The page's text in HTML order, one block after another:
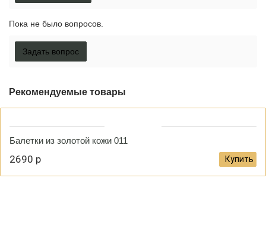
Пока не было вопросов.
Задать вопрос
Рекомендуемые товары
Балетки из золотой кожи 011
2690 р Купить